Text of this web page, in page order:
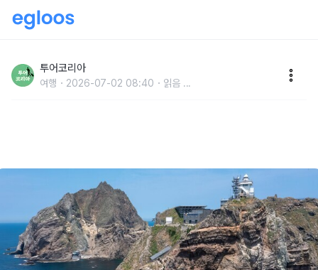
투어코리아
여행 2026-07-02 08:40 읽음 ...